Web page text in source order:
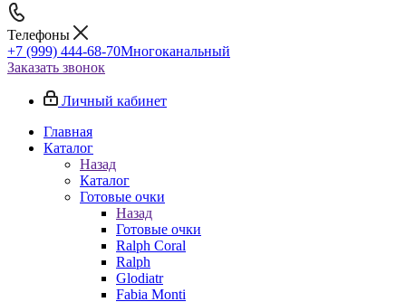
Телефоны
+7 (999) 444-68-70Многоканальный
Заказать звонок
Личный кабинет
Главная
Каталог
Назад
Каталог
Готовые очки
Назад
Готовые очки
Ralph Coral
Ralph
Glodiatr
Fabia Monti